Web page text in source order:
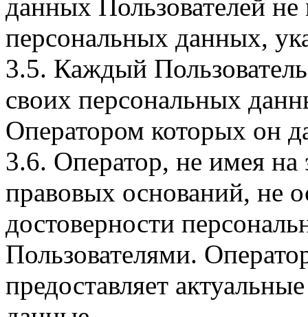
данных Пользователей
персональных данных,
3.5. Каждый
своих персональных
Оператором которых он
3.6. Оператор, не имея
правовых оснований, не
достоверности
Пользователями.
предоставляет